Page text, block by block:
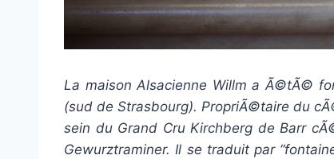
La maison Alsacienne Willm a Ã©tÃ©
(sud de Strasbourg). PropriÃ©taire du
sein du Grand Cru Kirchberg de Barr
Gewurztraminer. Il se traduit par